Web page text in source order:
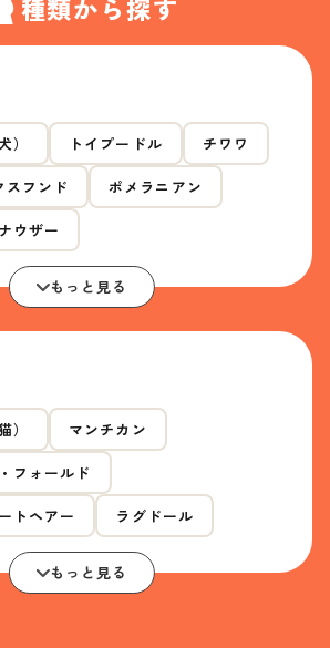
種類から探す
） トイプードル チワワ
スフンド ポメラニアン
ウザー
もっと見る
） マンチカン
フォールド
トヘアー ラグドール
もっと見る